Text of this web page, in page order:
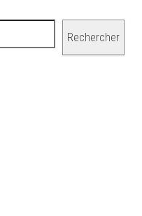
Rechercher